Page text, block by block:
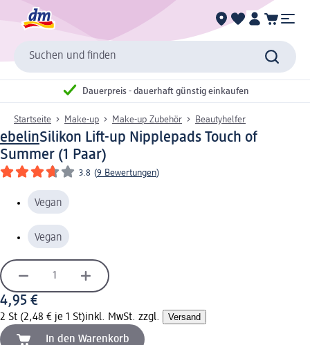
Suchen und finden
Dauerpreis - dauerhaft günstig einkaufen
Startseite Make-up Make-up Zubehör Beautyhelfer
ebelinSilikon Lift-up Nipplepads Touch of
Summer (1 Paar)
3.8 (9 Bewertungen)
Vegan
Vegan
4,95 €
2 St (2,48 € je 1 St)inkl. MwSt. zzgl. Versand
In den Warenkorb